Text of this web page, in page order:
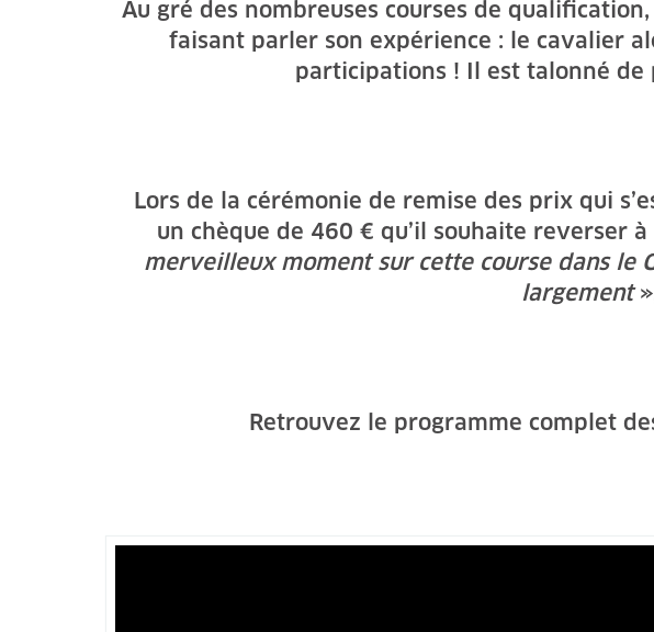
Au gré des nombreuses courses de
faisant parler son expérience : le cavalier
participations ! Il est talonné de
Lors de la cérémonie de remise des prix qui
un chèque de 460 € qu’il souhaite reverser
merveilleux moment sur cette course dans le
largement
Retrouvez le programme complet